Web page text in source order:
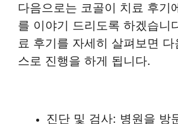
다음으로는 코골이 치료 후기
를 이야기 드리도록 하겠습니
료 후기를 자세히 살펴보면
스로 진행을 하게 됩니다.
진단 및 검사: 병원을 방